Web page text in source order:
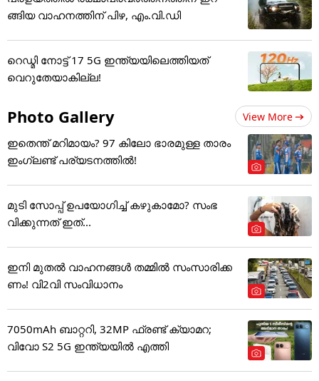
ങ്ങിയ വാഹനത്തിന് പിഴ, എം.വി.ഡി
റെഡ്മി നോട്ട് 17 5G ഇന്ത്യയിലെത്തിയത്
വെറുതേയാകില്ല!
Photo Gallery View More
ഇതെന്ത് മറിമായം? 97 കിലോ ഭാരമുള്ള താരം
ഇംഗ്ലണ്ട് പര്യടനത്തില്‍!
മുടി സോപ്പ് ഉപയോഗിച്ച് കഴുകാമോ? സംഭ
വിക്കുന്നത് ഇത്...
ഇനി മുതൽ വാഹനങ്ങൾ തമ്മിൽ സംസാരിക്ക
ണം! വി2വി സംവിധാനം
7050mAh ബാറ്ററി, 32MP ഫ്രണ്ട് ക്യാമറ;
വിവോ S2 5G ഇന്ത്യയിൽ എത്തി